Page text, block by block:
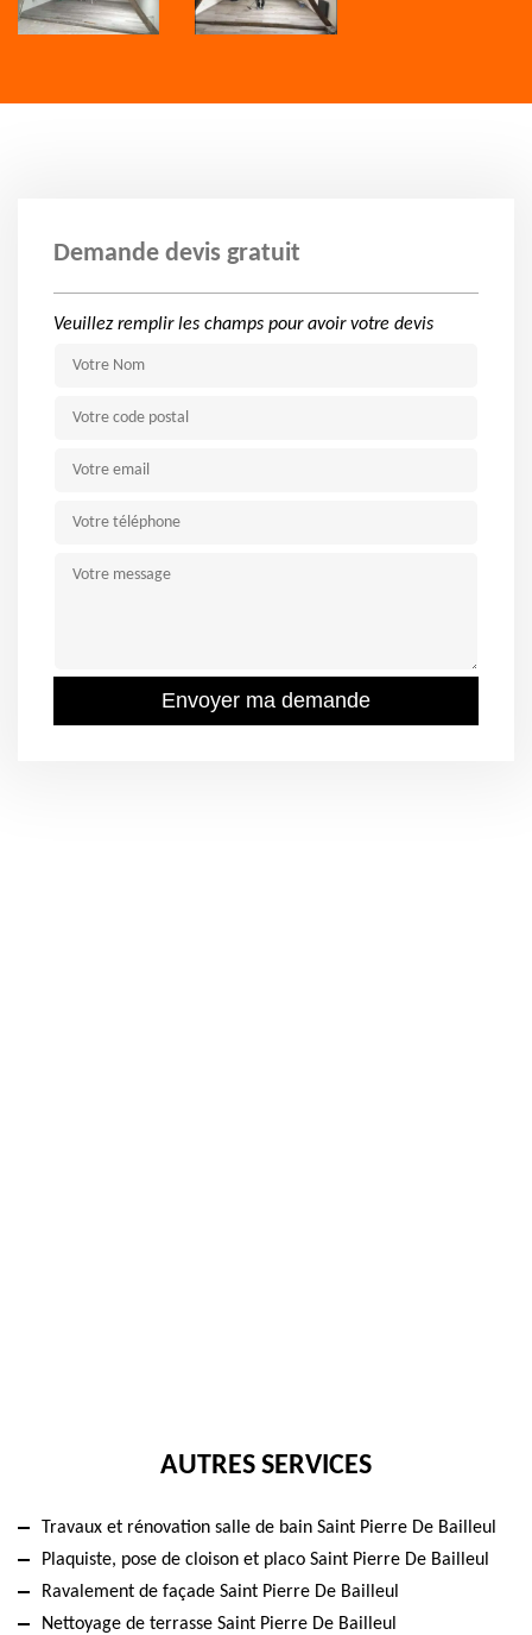
Demande devis gratuit
Veuillez remplir les champs pour avoir votre devis
AUTRES SERVICES
Travaux et rénovation salle de bain Saint Pierre De Bailleul
Plaquiste, pose de cloison et placo Saint Pierre De Bailleul
Ravalement de façade Saint Pierre De Bailleul
Nettoyage de terrasse Saint Pierre De Bailleul